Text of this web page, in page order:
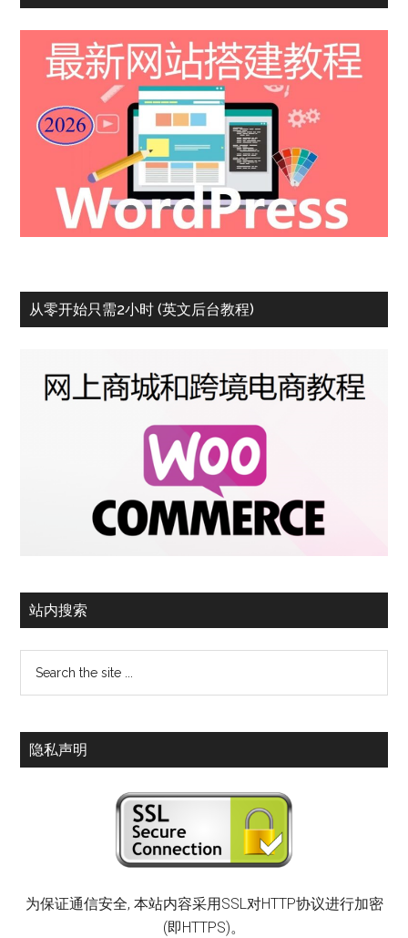
从零开始只需2小时 (英文后台教程)
站内搜索
隐私声明
为保证通信安全, 本站内容采用SSL对HTTP协议进行加密
(即HTTPS)。